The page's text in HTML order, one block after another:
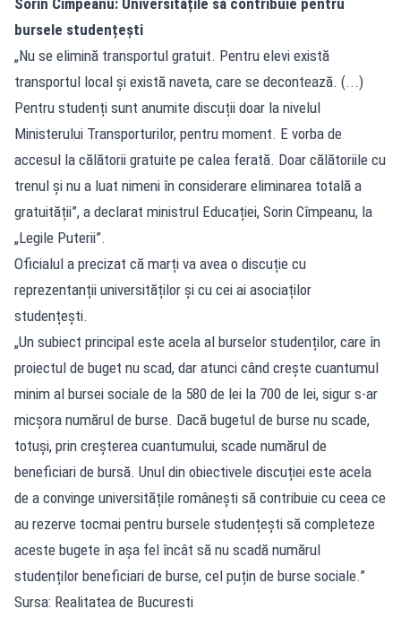
bursele studențești
„Nu se elimină transportul gratuit. Pentru elevi există
transportul local și există naveta, care se decontează. (...)
Pentru studenți sunt anumite discuții doar la nivelul
Ministerului Transporturilor, pentru moment. E vorba de
accesul la călătorii gratuite pe calea ferată. Doar călătoriile cu
trenul și nu a luat nimeni în considerare eliminarea totală a
gratuității”, a declarat ministrul Educației, Sorin Cîmpeanu, la
„Legile Puterii”.
Oficialul a precizat că marți va avea o discuție cu
reprezentanții universităților și cu cei ai asociaților
studențești.
„Un subiect principal este acela al burselor studenților, care în
proiectul de buget nu scad, dar atunci când crește cuantumul
minim al bursei sociale de la 580 de lei la 700 de lei, sigur s-ar
micșora numărul de burse. Dacă bugetul de burse nu scade,
totuși, prin creșterea cuantumului, scade numărul de
beneficiari de bursă. Unul din obiectivele discuției este acela
de a convinge universitățile românești să contribuie cu ceea ce
au rezerve tocmai pentru bursele studențești să completeze
aceste bugete în așa fel încât să nu scadă numărul
studenților beneficiari de burse, cel puțin de burse sociale.”
Sursa: Realitatea de Bucuresti